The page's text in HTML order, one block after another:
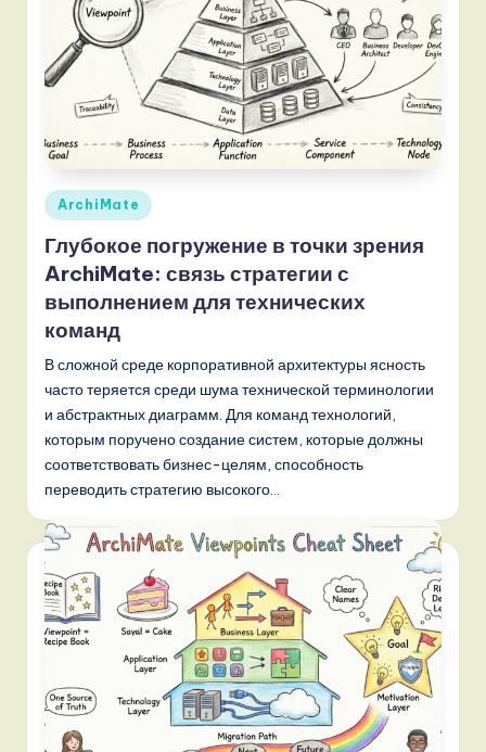
Опубликовано
ArchiMate
Глубокое погружение в точки зрения
ArchiMate: связь стратегии с
выполнением для технических
команд
В сложной среде корпоративной архитектуры ясность
часто теряется среди шума технической терминологии
и абстрактных диаграмм. Для команд технологий,
которым поручено создание систем, которые должны
соответствовать бизнес-целям, способность
переводить стратегию высокого…